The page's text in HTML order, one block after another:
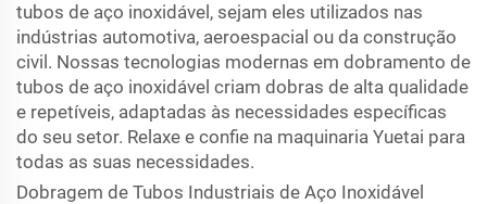
tubos de aço inoxidável, sejam eles utilizados nas
indústrias automotiva, aeroespacial ou da construção
civil. Nossas tecnologias modernas em dobramento de
tubos de aço inoxidável criam dobras de alta qualidade
e repetíveis, adaptadas às necessidades específicas
do seu setor. Relaxe e confie na maquinaria Yuetai para
todas as suas necessidades.
Dobragem de Tubos Industriais de Aço Inoxidável